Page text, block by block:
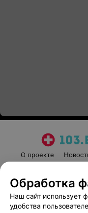
О проекте
Обработка
Наш сайт использует
удобства